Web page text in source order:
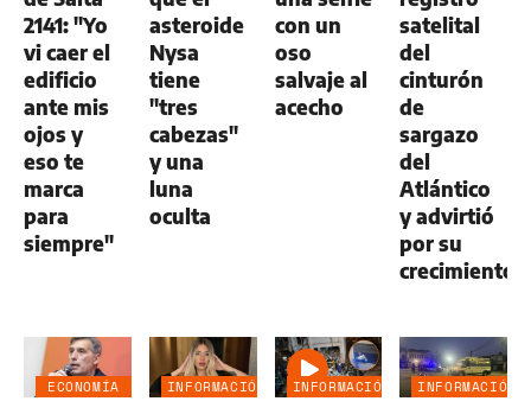
2141: "Yo
vi caer el
edificio
ante mis
ojos y
eso te
marca
para
siempre"
asteroide
Nysa
tiene
"tres
cabezas"
y una
luna
oculta
con un
oso
salvaje al
acecho
satelital
del
cinturón
de
sargazo
del
Atlántico
y advirtió
por su
crecimiento
ECONOMÍA
INFORMACIÓN
INFORMACIÓN
INFORMACIÓN